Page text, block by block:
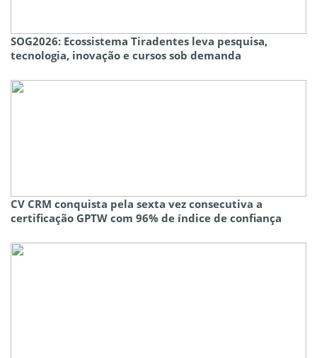
SOG2026: Ecossistema Tiradentes leva pesquisa,
tecnologia, inovação e cursos sob demanda
CV CRM conquista pela sexta vez consecutiva a
certificação GPTW com 96% de índice de confiança